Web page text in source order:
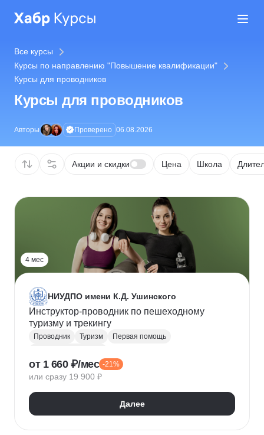
Все курсы
Курсы по направлению "Повышение квалификации"
Курсы для проводников
Курсы для проводников
Авторы Проверено 06.08.2026
Акции и скидки Цена Школа
4 мес
НИУДПО имени К.Д. Ушинского
Инструктор-проводник по пешеходному
туризму и трекингу
Проводник Туризм
Первая помощь
от 1 660 ₽/мес -21%
или сразу 19 900 ₽
Далее